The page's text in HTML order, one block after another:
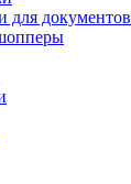
для документов